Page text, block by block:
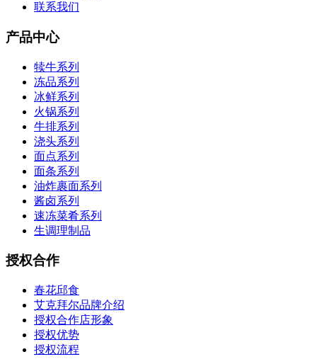
联系我们
产品中心
犊牛系列
冻品系列
冰鲜系列
火锅系列
牛排系列
浇头系列
面点系列
面条系列
油炸裹面系列
酱卤系列
速冻菜肴系列
生调理制品
授权合作
春花邱食
艾克拜尔品牌介绍
授权合作店形象
授权优势
授权流程